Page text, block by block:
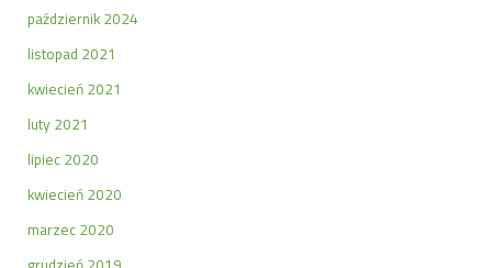
październik 2024
listopad 2021
kwiecień 2021
luty 2021
lipiec 2020
kwiecień 2020
marzec 2020